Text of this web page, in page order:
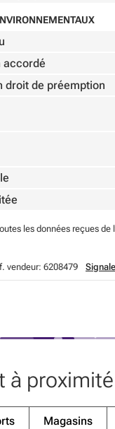
accordé
droit de préemption
les données reçues
vendeur: 6208479
à proximité
Magasins